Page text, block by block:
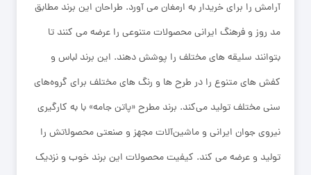
آرامش را برای خریدار به ارمغان می ‌آورد. طراحان این برند مطابق
مد روز و فرهنگ ایرانی محصولات متنوعی را عرضه‌ می‌ کنند تا
بتوانند سلیقه‌ های مختلف را پوشش دهند. این برند لباس و
کفش ‌های متنوع را در طرح‌ ها و رنگ ‌های مختلف برای گروه‌های
سنی مختلف تولید می‌کند. برند مطرح «پاتن جامه» با به کارگیری
نیروی جوان ایرانی و ماشین‌آلات مجهز و صنعتی محصولاتش را
تولید و عرضه می ‌کند. کیفیت محصولات این برند خوب و نزدیک